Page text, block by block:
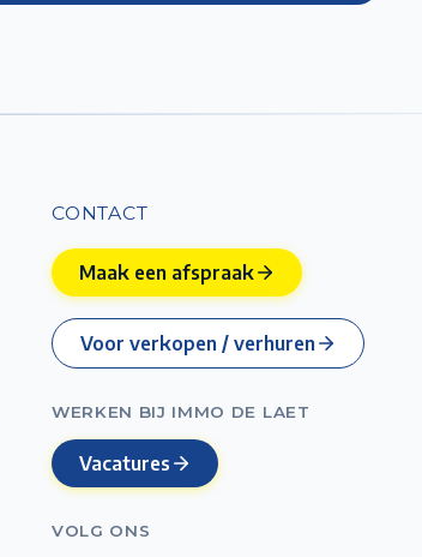
CONTACT
Maak een afspraak
Voor verkopen / verhuren
WERKEN BIJ IMMO DE LAET
Vacatures
VOLG ONS